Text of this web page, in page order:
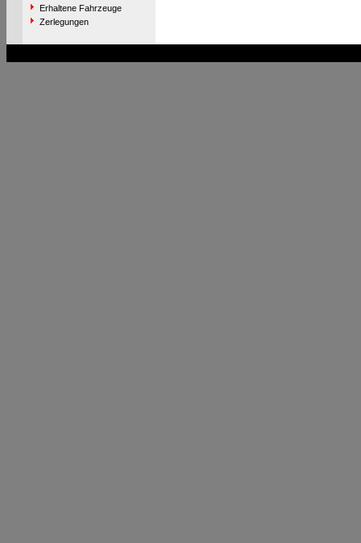
Erhaltene Fahrzeuge
Zerlegungen